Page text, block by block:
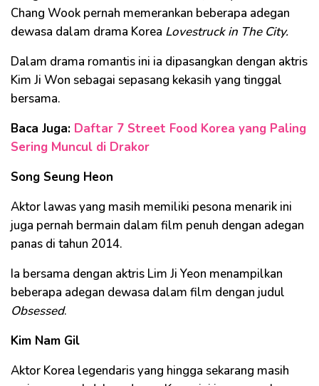
Chang Wook pernah memerankan beberapa adegan
dewasa dalam drama Korea Lovestruck in The City.
Dalam drama romantis ini ia dipasangkan dengan aktris
Kim Ji Won sebagai sepasang kekasih yang tinggal
bersama.
Baca Juga: Daftar 7 Street Food Korea yang Paling
Sering Muncul di Drakor
Song Seung Heon
Aktor lawas yang masih memiliki pesona menarik ini
juga pernah bermain dalam film penuh dengan adegan
panas di tahun 2014.
Ia bersama dengan aktris Lim Ji Yeon menampilkan
beberapa adegan dewasa dalam film dengan judul
Obsessed.
Kim Nam Gil
Aktor Korea legendaris yang hingga sekarang masih